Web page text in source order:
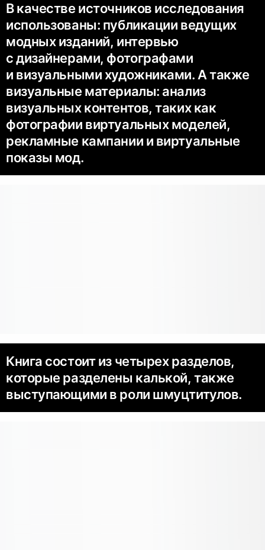
В качестве источников исследования
использованы: публикации ведущих
модных изданий, интервью
с дизайнерами, фотографами
и визуальными художниками. А также
визуальные материалы: анализ
визуальных контентов, таких как
фотографии виртуальных моделей,
рекламные кампании и виртуальные
показы мод.
Книга состоит из четырех разделов,
которые разделены калькой, также
выступающими в роли шмуцтитулов.